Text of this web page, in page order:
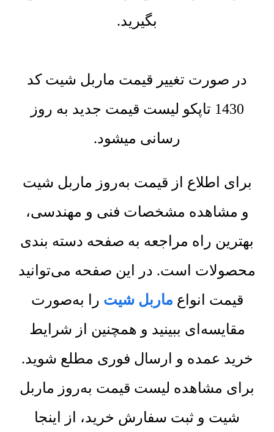
بگیرید.
در صورت تغییر قیمت ماربل شیت کد
1430 تاپکو لیست قیمت جدید به روز
رسانی میشود.
برای اطلاع از قیمت به‌روز ماربل شیت
و مشاهده مشخصات فنی و مهندسی،
بهترین راه مراجعه به صفحه دسته بندی
محصولات است. در این صفحه می‌توانید
قیمت انواع ماربل شیت را به‌صورت
مقایسه‌ای ببینید و همچنین از شرایط
خرید عمده و ارسال فوری مطلع شوید.
برای مشاهده لیست قیمت به‌روز ماربل
شیت و ثبت سفارش خرید، از اینجا